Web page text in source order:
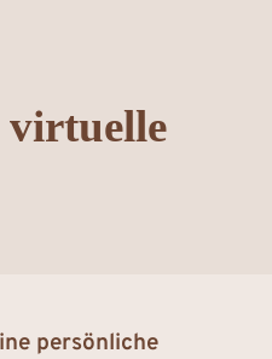
virtuelle
persönliche